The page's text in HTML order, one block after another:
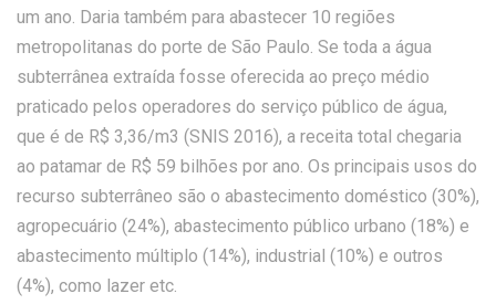
um ano. Daria também para abastecer 10 regiões
metropolitanas do porte de São Paulo. Se toda a água
subterrânea extraída fosse oferecida ao preço médio
praticado pelos operadores do serviço público de água,
que é de R$ 3,36/m3 (SNIS 2016), a receita total chegaria
ao patamar de R$ 59 bilhões por ano. Os principais usos do
recurso subterrâneo são o abastecimento doméstico (30%),
agropecuário (24%), abastecimento público urbano (18%) e
abastecimento múltiplo (14%), industrial (10%) e outros
(4%), como lazer etc.